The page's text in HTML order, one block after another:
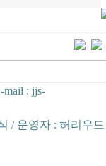
mail : jjs-
/ 운영자 : 허리우드